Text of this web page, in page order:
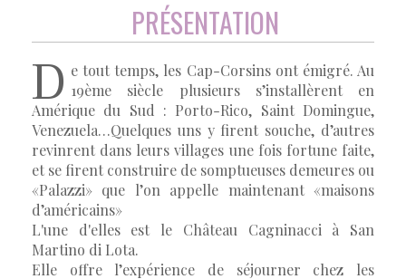
PRÉSENTATION
D e tout temps, les Cap-Corsins ont émigré. Au
19ème siècle plusieurs s’installèrent en
Amérique du Sud : Porto-Rico, Saint Domingue,
Venezuela…Quelques uns y firent souche, d’autres
revinrent dans leurs villages une fois fortune faite,
et se firent construire de somptueuses demeures ou
«Palazzi» que l’on appelle maintenant «maisons
d’américains»
L'une d'elles est le Château Cagninacci à San
Martino di Lota.
Elle offre l’expérience de séjourner chez les